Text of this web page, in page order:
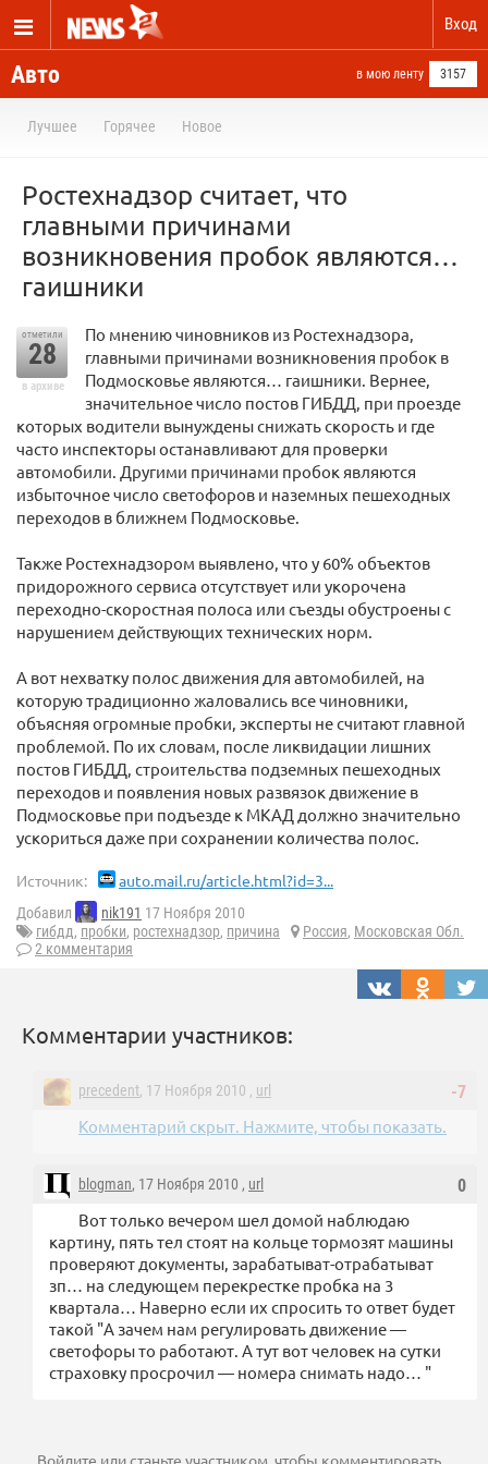
Вход
Авто в мою ленту 3157
Лучшее Горячее Новое
Ростехнадзор считает, что
главными причинами
возникновения пробок являются…
гаишники
отметили
28
в архиве
По мнению чиновников из Ростехнадзора,
главными причинами возникновения пробок в
Подмосковье являются… гаишники. Вернее,
значительное число постов ГИБДД, при проезде
которых водители вынуждены снижать скорость и где
часто инспекторы останавливают для проверки
автомобили. Другими причинами пробок являются
избыточное число светофоров и наземных пешеходных
переходов в ближнем Подмосковье.
Также Ростехнадзором выявлено, что у 60% объектов
придорожного сервиса отсутствует или укорочена
переходно-скоростная полоса или съезды обустроены с
нарушением действующих технических норм.
А вот нехватку полос движения для автомобилей, на
которую традиционно жаловались все чиновники,
объясняя огромные пробки, эксперты не считают главной
проблемой. По их словам, после ликвидации лишних
постов ГИБДД, строительства подземных пешеходных
переходов и появления новых развязок движение в
Подмосковье при подъезде к МКАД должно значительно
ускориться даже при сохранении количества полос.
Источник: auto.mail.ru/article.html?id=3...
Добавил nik191 17 Ноября 2010
гибдд, пробки, ростехнадзор, причина Россия, Московская Обл.
2 комментария
Комментарии участников:
-7
precedent, 17 Ноября 2010 , url
Комментарий скрыт. Нажмите, чтобы показать.
0
blogman, 17 Ноября 2010 , url
Вот только вечером шел домой наблюдаю
картину, пять тел стоят на кольце тормозят машины
проверяют документы, зарабатыват-отрабатыват
зп… на следующем перекрестке пробка на 3
квартала… Наверно если их спросить то ответ будет
такой "А зачем нам регулировать движение —
светофоры то работают. А тут вот человек на сутки
страховку просрочил — номера снимать надо… "
Войдите илистаньте участником , чтобы комментировать